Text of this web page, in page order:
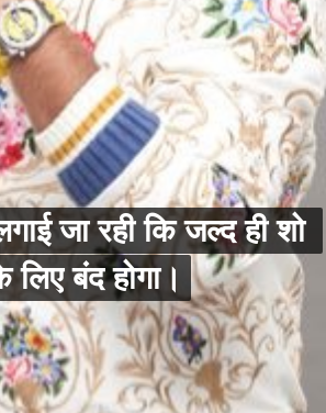
जा रही कि जल्द ही शो
बंद होगा।
जा रही कि जल्द ही शो
बंद होगा।